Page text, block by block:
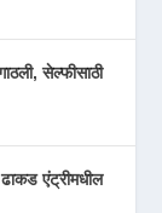
सेल्फीसाठी
ढाकड एंट्रीमधील